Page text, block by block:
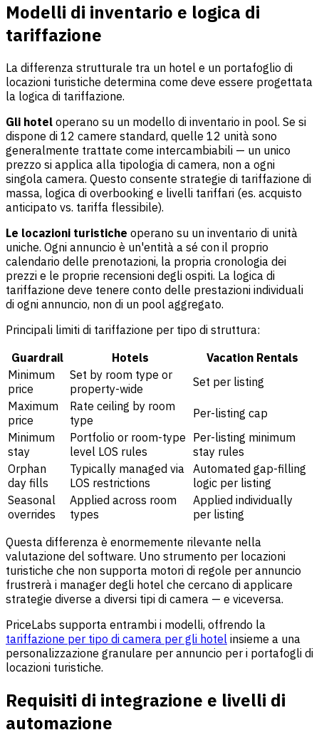
Modelli di inventario e logica di
tariffazione
La differenza strutturale tra un hotel e un portafoglio di
locazioni turistiche determina come deve essere progettata
la logica di tariffazione.
Gli hotel operano su un modello di inventario in pool. Se si
dispone di 12 camere standard, quelle 12 unità sono
generalmente trattate come intercambiabili — un unico
prezzo si applica alla tipologia di camera, non a ogni
singola camera. Questo consente strategie di tariffazione di
massa, logica di overbooking e livelli tariffari (es. acquisto
anticipato vs. tariffa flessibile).
Le locazioni turistiche operano su un inventario di unità
uniche. Ogni annuncio è un'entità a sé con il proprio
calendario delle prenotazioni, la propria cronologia dei
prezzi e le proprie recensioni degli ospiti. La logica di
tariffazione deve tenere conto delle prestazioni individuali
di ogni annuncio, non di un pool aggregato.
Principali limiti di tariffazione per tipo di struttura:
Guardrail
Hotels
Vacation Rentals
Minimum
price
Set by room type or
property-wide
Set per listing
Maximum
price
Rate ceiling by room
type
Per-listing cap
Minimum
stay
Portfolio or room-type
level LOS rules
Per-listing minimum
stay rules
Orphan
day fills
Typically managed via
LOS restrictions
Automated gap-filling
logic per listing
Seasonal
overrides
Applied across room
types
Applied individually
per listing
Questa differenza è enormemente rilevante nella
valutazione del software. Uno strumento per locazioni
turistiche che non supporta motori di regole per annuncio
frustrerà i manager degli hotel che cercano di applicare
strategie diverse a diversi tipi di camera — e viceversa.
PriceLabs supporta entrambi i modelli, offrendo la
tariffazione per tipo di camera per gli hotel insieme a una
personalizzazione granulare per annuncio per i portafogli di
locazioni turistiche.
Requisiti di integrazione e livelli di
automazione